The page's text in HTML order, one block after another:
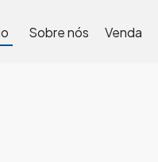
Venda
Sobre nós